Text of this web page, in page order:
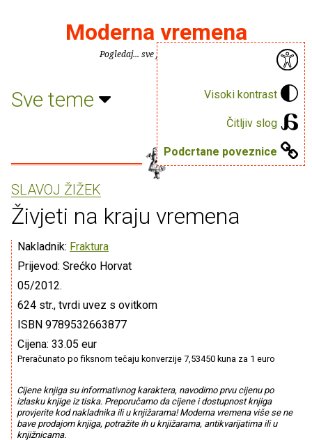
Visoki kontrast
Čitljiv slog
Podcrtane poveznice
Moderna vremena
Pogledaj... sve je puno knjiga.
Sve teme
SLAVOJ ŽIŽEK
Živjeti na kraju vremena
Nakladnik: Fraktura
Prijevod: Srećko Horvat
05/2012.
624 str., tvrdi uvez s ovitkom
ISBN 9789532663877
Cijena: 33.05 eur
Preračunato po fiksnom tečaju konverzije 7,53450 kuna za 1 euro
Cijene knjiga su informativnog karaktera, navodimo prvu cijenu po
izlasku knjige iz tiska. Preporučamo da cijene i dostupnost knjiga
provjerite kod nakladnika ili u knjižarama! Moderna vremena više se ne
bave prodajom knjiga, potražite ih u knjižarama, antikvarijatima ili u
knjižnicama.